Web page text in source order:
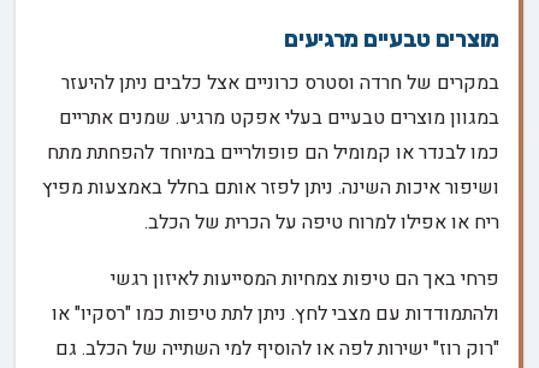
מוצרים טבעיים מרגיעים
במקרים של חרדה וסטרס כרוניים אצל כלבים ניתן להיעזר
במגוון מוצרים טבעיים בעלי אפקט מרגיע. שמנים אתריים
כמו לבנדר או קמומיל הם פופולריים במיוחד להפחתת מתח
ושיפור איכות השינה. ניתן לפזר אותם בחלל באמצעות מפיץ
ריח או אפילו למרוח טיפה על הכרית של הכלב.
פרחי באך הם טיפות צמחיות המסייעות לאיזון רגשי
ולהתמודדות עם מצבי לחץ. ניתן לתת טיפות כמו "רסקיו" או
"רוק רוז" ישירות לפה או להוסיף למי השתייה של הכלב. גם